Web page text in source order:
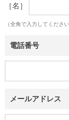
［名］
（全角で入力してください
電話番号
メールアドレス